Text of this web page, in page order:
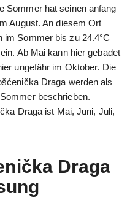
Sommer hat seinen anfang
August. An diesem Ort
im Sommer bis zu 24.4°C
Ab Mai kann hier gebadet
ungefähr im Oktober. Die
Draga werden als
beschrieben.
Draga ist Mai, Juni, Juli,
Draga